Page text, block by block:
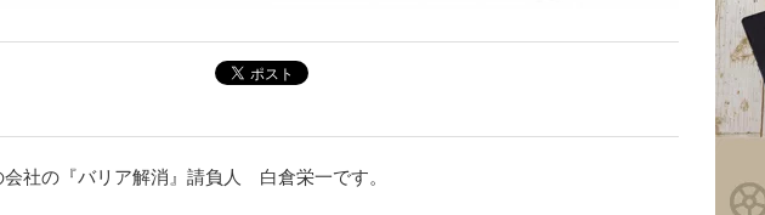
会社の『バリア解消』請負人 白倉栄一です。